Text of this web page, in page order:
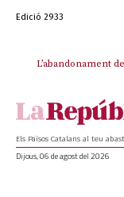
Edició 2933
L’abandonament
Els Països Catalans al teu abast
Dijous, 06 de agost del 2026